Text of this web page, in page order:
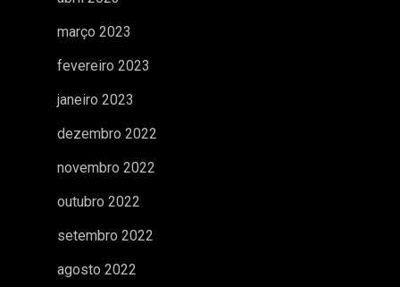
março 2023
fevereiro 2023
janeiro 2023
dezembro 2022
novembro 2022
outubro 2022
setembro 2022
agosto 2022